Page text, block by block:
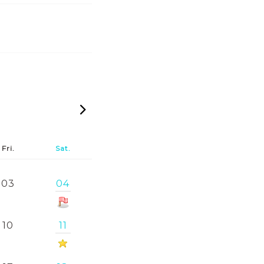
Fri. Sat.
03 04
10 11